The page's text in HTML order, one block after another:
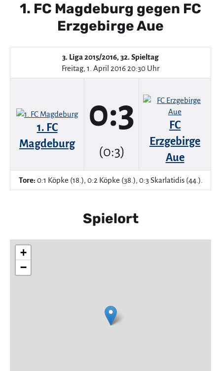
1. FC Magdeburg gegen FC
Erzgebirge Aue
3. Liga 2015/2016, 32. Spieltag
Freitag, 1. April 2016 20:30 Uhr
1. FC
Magdeburg
0:3
(0:3)
FC
Erzgebirge
Aue
Tore: 0:1 Köpke (18.), 0:2 Köpke (38.), 0:3 Skarlatidis (44.).
Spielort
+
−